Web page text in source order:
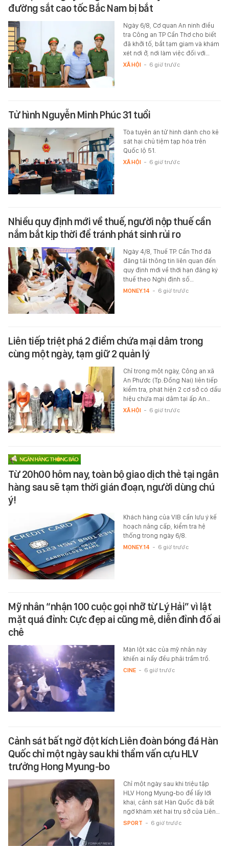
đường sắt cao tốc Bắc Nam bị bắt
Ngày 6/8, Cơ quan An ninh điều
tra Công an TP Cần Thơ cho biết
đã khởi tố, bắt tạm giam và khám
xét nơi ở, nơi làm việc đối với…
XÃ HỘI - 6 giờ trước
Tử hình Nguyễn Minh Phúc 31 tuổi
Tòa tuyên án tử hình dành cho kẻ
sát hại chủ tiệm tạp hóa trên
Quốc lộ 51.
XÃ HỘI - 6 giờ trước
Nhiều quy định mới về thuế, người nộp thuế cần
nắm bắt kịp thời để tránh phát sinh rủi ro
Ngày 4/8, Thuế TP. Cần Thơ đã
đăng tải thông tin liên quan đến
quy định mới về thời hạn đăng ký
thuế theo Nghị định số…
MONEY.14 - 6 giờ trước
Liên tiếp triệt phá 2 điểm chứa mại dâm trong
cùng một ngày, tạm giữ 2 quản lý
Chỉ trong một ngày, Công an xã
An Phước (Tp.Đồng Nai) liên tiếp
kiểm tra, phát hiện 2 cơ sở có dấu
hiệu chứa mại dâm tại ấp An…
XÃ HỘI - 6 giờ trước
Từ 20h00 hôm nay, toàn bộ giao dịch thẻ tại ngân
hàng sau sẽ tạm thời gián đoạn, người dùng chú
ý!
Khách hàng của VIB cần lưu ý kế
hoạch nâng cấp, kiểm tra hệ
thống trong ngày 6/8.
MONEY.14 - 6 giờ trước
Mỹ nhân “nhận 100 cuộc gọi nhỡ từ Lý Hải” vì lật
mặt quá đỉnh: Cực đẹp ai cũng mê, diễn đỉnh đố ai
chê
Màn lột xác của mỹ nhân này
khiến ai nấy đều phải trầm trồ.
CINE - 6 giờ trước
Cảnh sát bất ngờ đột kích Liên đoàn bóng đá Hàn
Quốc chỉ một ngày sau khi thẩm vấn cựu HLV
trưởng Hong Myung-bo
Chỉ một ngày sau khi triệu tập
HLV Hong Myung-bo để lấy lời
khai, cảnh sát Hàn Quốc đã bất
ngờ khám xét hai trụ sở của Liên…
SPORT - 6 giờ trước